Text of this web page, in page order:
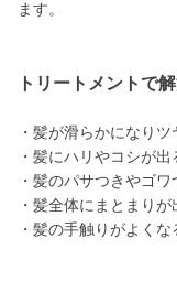
ます。
トリートメントで
・髪が滑らかになりツ
・髪にハリやコシが出
・髪のパサつきやゴ
・髪全体にまとまりが
・髪の手触りがよくな